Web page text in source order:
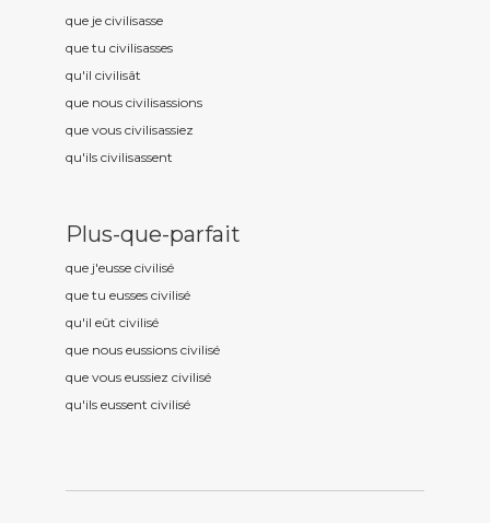
que je civilisasse
que tu civilisasses
qu'il civilisât
que nous civilisassions
que vous civilisassiez
qu'ils civilisassent
Plus-que-parfait
que j'eusse civilisé
que tu eusses civilisé
qu'il eût civilisé
que nous eussions civilisé
que vous eussiez civilisé
qu'ils eussent civilisé